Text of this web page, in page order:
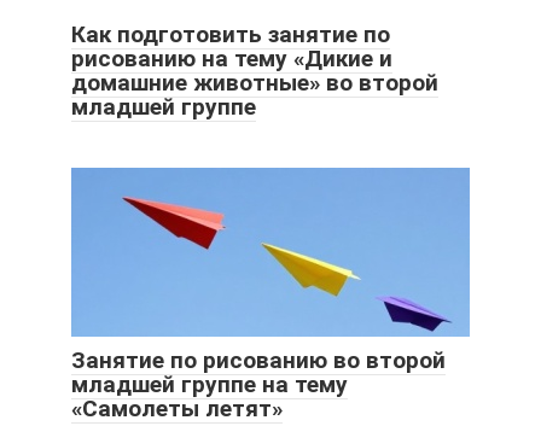
Как подготовить занятие по
рисованию на тему «Дикие и
домашние животные» во второй
младшей группе
Занятие по рисованию во второй
младшей группе на тему
«Самолеты летят»